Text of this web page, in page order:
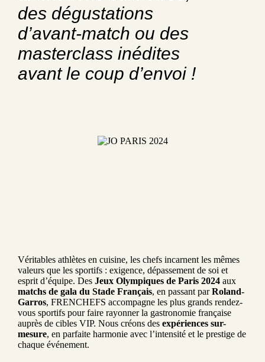
des dégustations
d’avant-match ou des
masterclass inédites
avant le coup d’envoi !
Véritables athlètes en cuisine, les chefs incarnent les mêmes
valeurs que les sportifs : exigence, dépassement de soi et
esprit d’équipe. Des Jeux Olympiques de Paris 2024aux
matchs de gala du Stade Français, en passant parRoland-
Garros, FRENCHEFS accompagne les plus grands rendez-
vous sportifs pour faire rayonner la gastronomie française
auprès de cibles VIP. Nous créons des expériences sur-
mesure, en parfaite harmonie avec l’intensité et le prestige de
chaque événement.